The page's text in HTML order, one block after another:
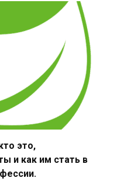
это,
и как им стать в